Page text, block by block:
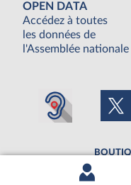
OPEN DATA
Accédez à toutes
les données de
l'Assemblée nationale
UNE